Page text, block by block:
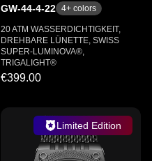
GW-44-4-22 4+ colors
20 ATM WASSERDICHTIGKEIT,
DREHBARE LÜNETTE, SWISS
SUPER-LUMINOVA®,
TRIGALIGHT®
€399.00
Limited Edition